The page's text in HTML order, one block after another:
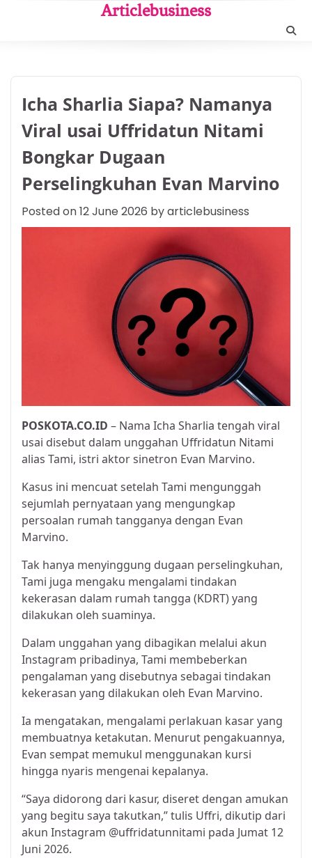
Articlebusiness
Icha Sharlia Siapa? Namanya
Viral usai Uffridatun Nitami
Bongkar Dugaan
Perselingkuhan Evan Marvino
Posted on12 June 2026 byarticlebusiness
POSKOTA.CO.ID – Nama Icha Sharlia tengah viral
usai disebut dalam unggahan Uffridatun Nitami
alias Tami, istri aktor sinetron Evan Marvino.
Kasus ini mencuat setelah Tami mengunggah
sejumlah pernyataan yang mengungkap
persoalan rumah tangganya dengan Evan
Marvino.
Tak hanya menyinggung dugaan perselingkuhan,
Tami juga mengaku mengalami tindakan
kekerasan dalam rumah tangga (KDRT) yang
dilakukan oleh suaminya.
Dalam unggahan yang dibagikan melalui akun
Instagram pribadinya, Tami membeberkan
pengalaman yang disebutnya sebagai tindakan
kekerasan yang dilakukan oleh Evan Marvino.
Ia mengatakan, mengalami perlakuan kasar yang
membuatnya ketakutan. Menurut pengakuannya,
Evan sempat memukul menggunakan kursi
hingga nyaris mengenai kepalanya.
“Saya didorong dari kasur, diseret dengan amukan
yang begitu saya takutkan,” tulis Uffri, dikutip dari
akun Instagram @uffridatunnitami pada Jumat 12
Juni 2026.